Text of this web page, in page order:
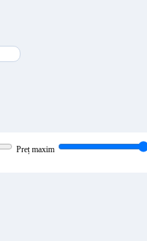
Preț maxim